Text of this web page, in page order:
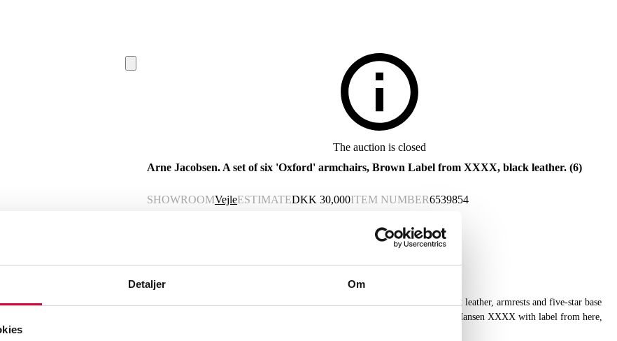
Detaljer Om
The auction is closed
Arne Jacobsen. A set of six 'Oxford' armchairs, Brown Label from XXXX, black leather. (6)
SHOWROOMVejleESTIMATEDKK 30,000ITEM NUMBER6539854
Arne Jacobsen (1902-1971). A set of six Oxford armchairs upholstered in black leather, armrests and five-star base
with chrome-plated aluminum swivel. Designed 1965. Manufactured by Fritz Hansen XXXX with label from here,